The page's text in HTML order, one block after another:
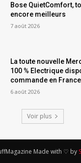
Bose QuietComfort,
encore meilleurs
7 août 2026
La toute nouvelle
100 % Electrique
commande en France
6 août 2026
Voir plus
Made with ♡ by